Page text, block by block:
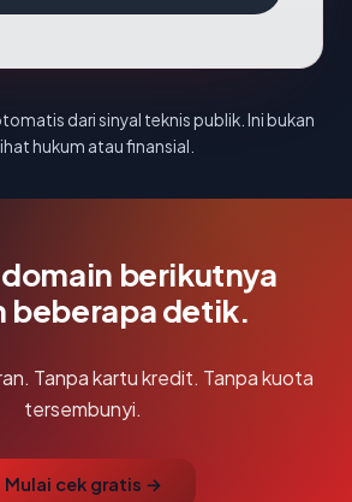
dari sinyal teknis publik. Ini bukan
hukum atau finansial.
berikutnya
beberapa detik.
Tanpa kartu kredit. Tanpa kuota
tersembunyi.
Mulai cek gratis →